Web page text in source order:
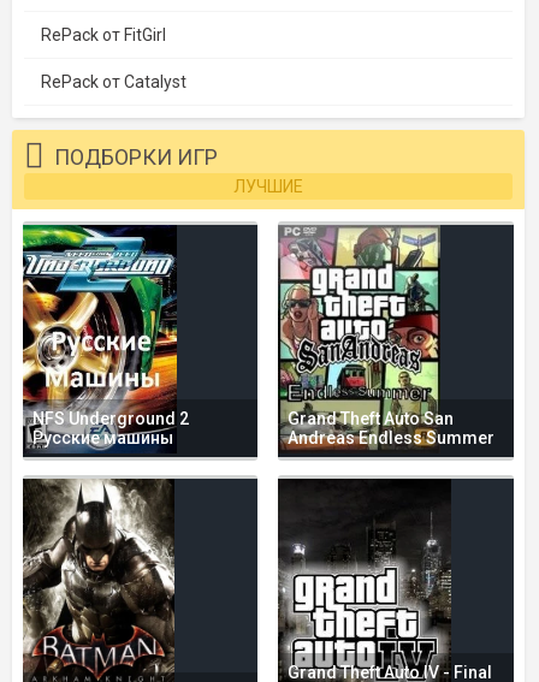
RePack от FitGirl
RePack от Catalyst
ПОДБОРКИ ИГР
ЛУЧШИЕ
NFS Underground 2
Русские машины
Grand Theft Auto San
Andreas Endless Summer
Grand Theft Auto IV - Final